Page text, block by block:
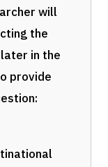
will
the
in the
provide